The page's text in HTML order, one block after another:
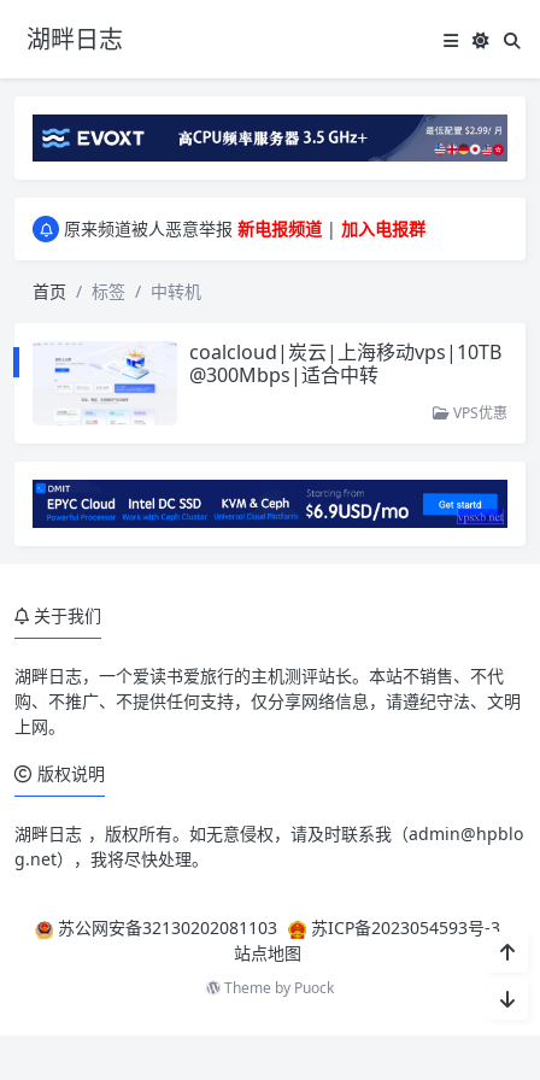
湖畔日志
greenwebpage|香港|日本|新加坡|美国等多地vps测评|移动直连|1Gbps带宽|年付€29
原来频道被人恶意举报 新电报频道 | 加入电报群
首页 标签 中转机
coalcloud|炭云|上海移动vps|10TB
@300Mbps|适合中转
VPS优惠
关于我们
湖畔日志，一个爱读书爱旅行的主机测评站长。本站不销售、不代
购、不推广、不提供任何支持，仅分享网络信息，请遵纪守法、文明
上网。
版权说明
湖畔日志 ，版权所有。如无意侵权，请及时联系我（admin@hpblo
g.net），我将尽快处理。
苏公网安备32130202081103
苏ICP备2023054593号-3
站点地图
Theme by Puock